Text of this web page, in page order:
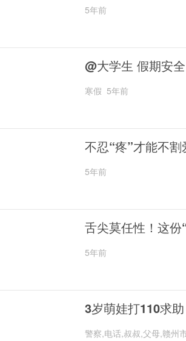
5年前
@大学生 假期安
寒假 5年前
不忍“疼”才能不割
5年前
舌尖莫任性！这
5年前
3岁萌娃打110求
警察,电话,叔叔,父母,赣州